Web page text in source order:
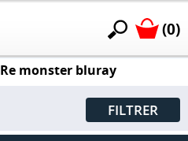
(0)
Re monster bluray
FILTRER